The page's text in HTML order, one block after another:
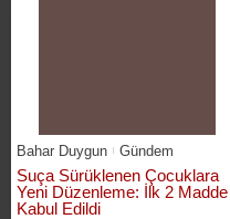
Bahar Duygun Gündem
Suça Sürüklenen Çocuklara
Yeni Düzenleme: İlk 2 Madde
Kabul Edildi